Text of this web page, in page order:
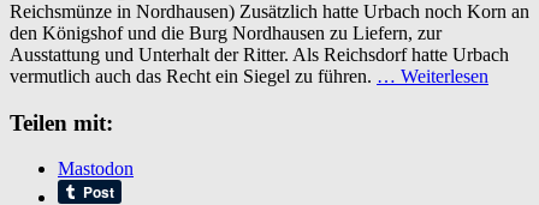
im
Harz
Reichsmünze in Nordhausen) Zusätzlich hatte Urbach noch Korn an
den Königshof und die Burg Nordhausen zu Liefern, zur
Ausstattung und Unterhalt der Ritter. Als Reichsdorf hatte Urbach
vermutlich auch das Recht ein Siegel zu führen. … Weiterlesen
Teilen mit:
Mastodon